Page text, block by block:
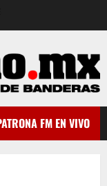
FM EN VIVO